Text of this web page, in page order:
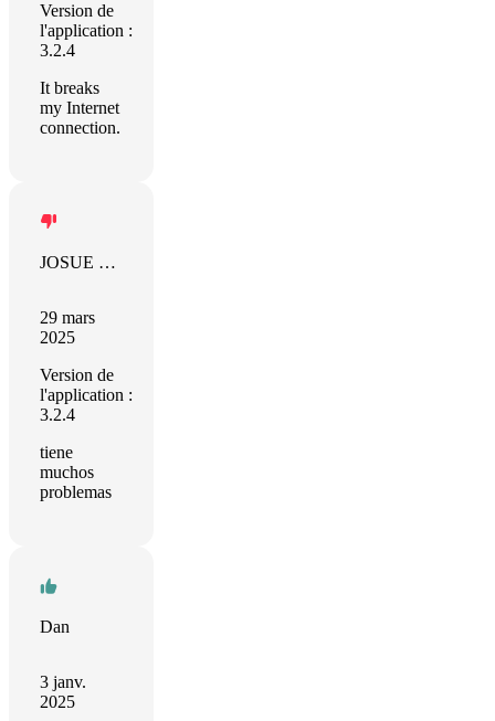
Version de
l'application :
3.2.4
It breaks
my Internet
connection.
JOSUE DAVID
29 mars
2025
Version de
l'application :
3.2.4
tiene
muchos
problemas
Dan
3 janv.
2025